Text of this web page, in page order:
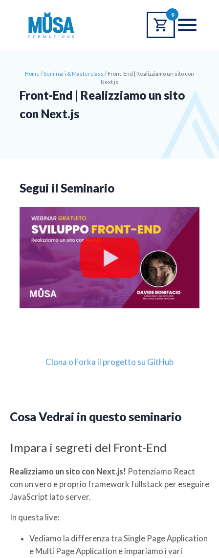
0
Home / Seminari & Masterclass / Front-End | Realizziamo un sito con
Next.js
Front-End | Realizziamo un sito
con Next.js
Segui il Seminario
Clona o Forka il progetto su GitHub
Cosa Vedrai in questo seminario
Impara i segreti del Front-End
Realizziamo un sito con Next.js! Potenziamo React
con un vero e proprio framework fullstack per eseguire
JavaScript lato server.
In questa live:
Vediamo la differenza tra Single Page Application
e Multi Page Application e impariamo i vari